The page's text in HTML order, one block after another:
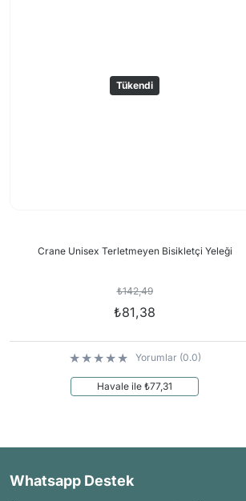
Tükendi
Crane Unisex Terletmeyen Bisikletçi Yeleği
₺142,49
₺81,38
Yorumlar (0.0)
Havale ile ₺77,31
Whatsapp Destek